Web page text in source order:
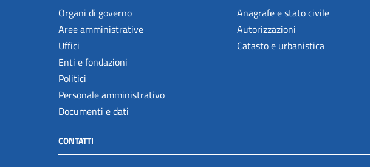
Organi di governo
Aree amministrative
Uffici
Enti e fondazioni
Politici
Personale amministrativo
Documenti e dati
Anagrafe e stato civile
Autorizzazioni
Catasto e urbanistica
CONTATTI